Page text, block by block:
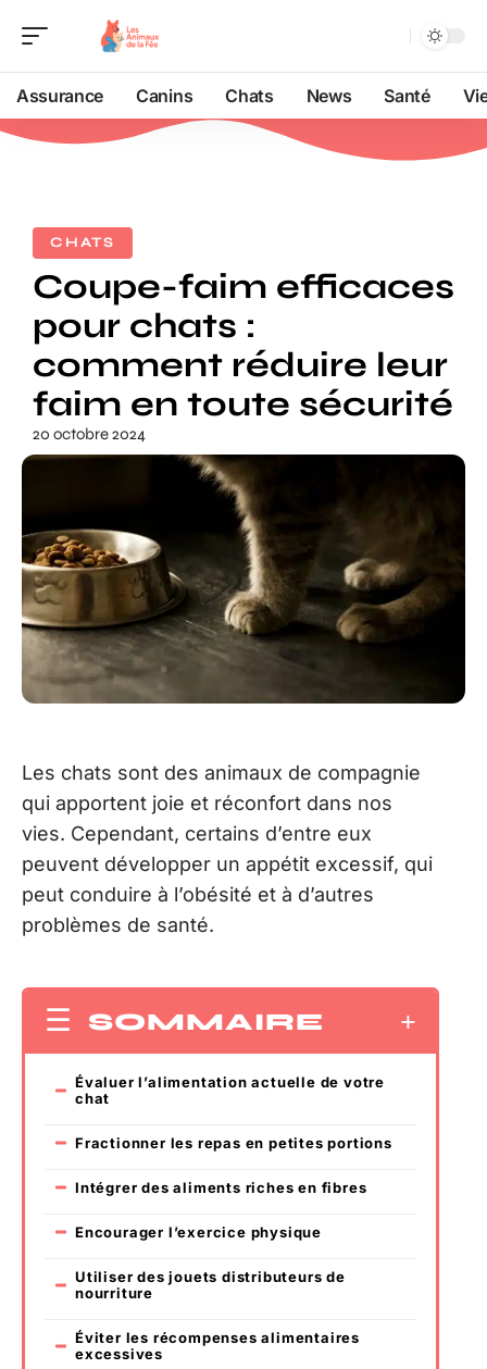
Assurance Canins Chats News Santé
CHATS
Coupe-faim efficaces
pour chats :
comment réduire leur
faim en toute sécurité
20 octobre 2024
Les chats sont des animaux de compagnie
qui apportent joie et réconfort dans nos
vies. Cependant, certains d’entre eux
peuvent développer un appétit excessif, qui
peut conduire à l’obésité et à d’autres
problèmes de santé.
SOMMAIRE
Évaluer l’alimentation actuelle de votre
chat
Fractionner les repas en petites portions
Intégrer des aliments riches en fibres
Encourager l’exercice physique
Utiliser des jouets distributeurs de
nourriture
Éviter les récompenses alimentaires
excessives